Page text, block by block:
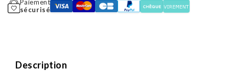
Paiement
sécurisé
Description